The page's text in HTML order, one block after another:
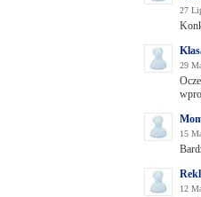
27
29
15
12